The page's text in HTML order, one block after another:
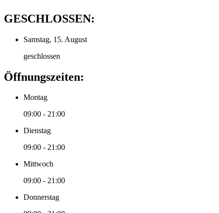
GESCHLOSSEN:
Samstag, 15. August
geschlossen
Öffnungszeiten:
Montag
09:00 - 21:00
Dienstag
09:00 - 21:00
Mittwoch
09:00 - 21:00
Donnerstag